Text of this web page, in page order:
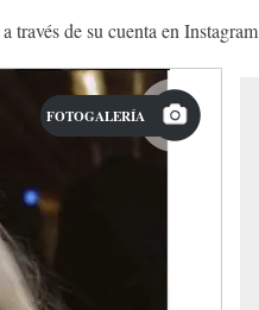
través de su cuenta en Instagram
FOTOGALERÍA